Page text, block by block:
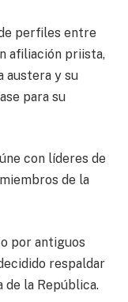
perfiles entre
afiliación priista,
austera y su
para su
con líderes de
de la
por antiguos
respaldar
de la República.